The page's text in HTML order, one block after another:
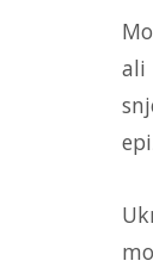
ali